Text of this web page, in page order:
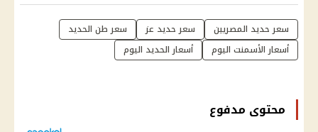
سعر حديد المصريين سعر حديد عز
سعر طن الحديد
أسعار الأسمنت اليوم
أسعار الحديد اليوم
محتوى مدفوع